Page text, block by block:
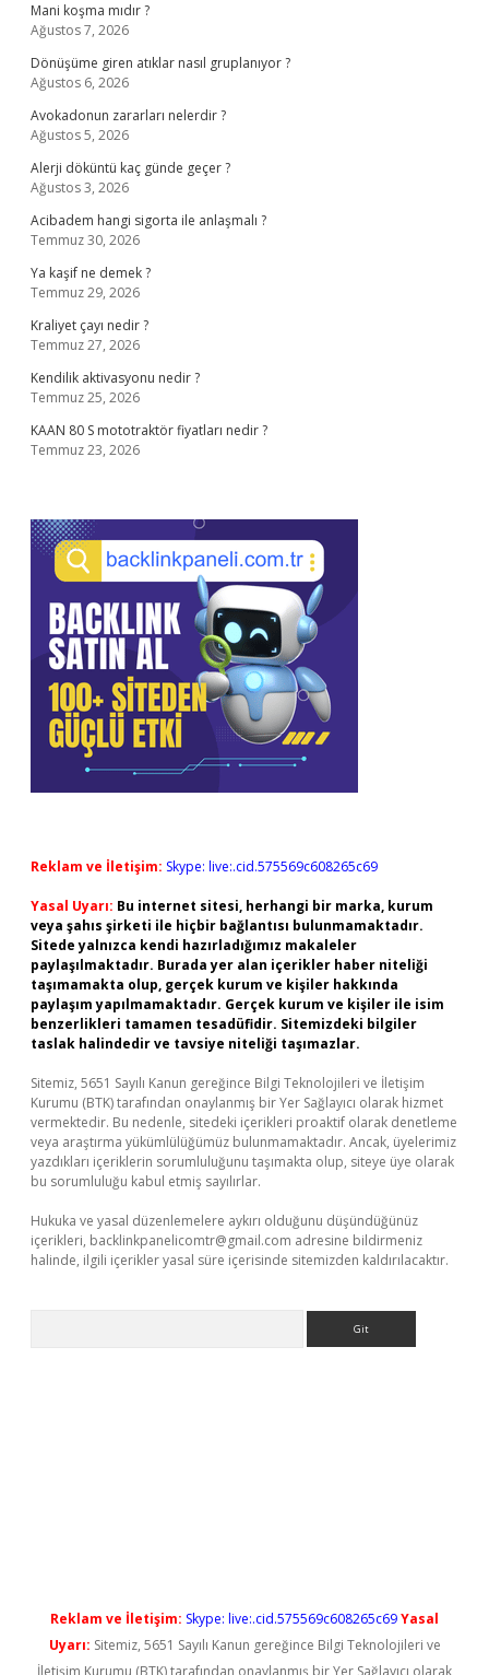
Mani koşma mıdır ?
Ağustos 7, 2026
Dönüşüme giren atıklar nasıl gruplanıyor ?
Ağustos 6, 2026
Avokadonun zararları nelerdir ?
Ağustos 5, 2026
Alerji döküntü kaç günde geçer ?
Ağustos 3, 2026
Acibadem hangi sigorta ile anlaşmalı ?
Temmuz 30, 2026
Ya kaşif ne demek ?
Temmuz 29, 2026
Kraliyet çayı nedir ?
Temmuz 27, 2026
Kendilik aktivasyonu nedir ?
Temmuz 25, 2026
KAAN 80 S mototraktör fiyatları nedir ?
Temmuz 23, 2026
Reklam ve İletişim: Skype: live:.cid.575569c608265c69
Yasal Uyarı: Bu internet sitesi, herhangi bir marka, kurum
veya şahıs şirketi ile hiçbir bağlantısı bulunmamaktadır.
Sitede yalnızca kendi hazırladığımız makaleler
paylaşılmaktadır. Burada yer alan içerikler haber niteliği
taşımamakta olup, gerçek kurum ve kişiler hakkında
paylaşım yapılmamaktadır. Gerçek kurum ve kişiler ile isim
benzerlikleri tamamen tesadüfidir. Sitemizdeki bilgiler
taslak halindedir ve tavsiye niteliği taşımazlar.
Sitemiz, 5651 Sayılı Kanun gereğince Bilgi Teknolojileri ve İletişim
Kurumu (BTK) tarafından onaylanmış bir Yer Sağlayıcı olarak hizmet
vermektedir. Bu nedenle, sitedeki içerikleri proaktif olarak denetleme
veya araştırma yükümlülüğümüz bulunmamaktadır. Ancak, üyelerimiz
yazdıkları içeriklerin sorumluluğunu taşımakta olup, siteye üye olarak
bu sorumluluğu kabul etmiş sayılırlar.
Hukuka ve yasal düzenlemelere aykırı olduğunu düşündüğünüz
içerikleri, backlinkpanelicomtr@gmail.com adresine bildirmeniz
halinde, ilgili içerikler yasal süre içerisinde sitemizden kaldırılacaktır.
Reklam ve İletişim: Skype: live:.cid.575569c608265c69Yasal
Uyarı: Sitemiz, 5651 Sayılı Kanun gereğince Bilgi Teknolojileri ve
İletişim Kurumu (BTK) tarafından onaylanmış bir Yer Sağlayıcı olarak